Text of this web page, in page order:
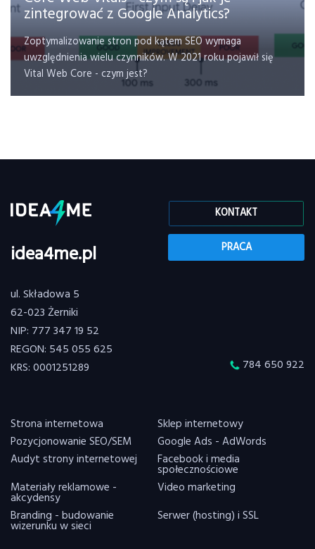
zintegrować z Google Analytics?
Zoptymalizowanie stron pod kątem SEO wymaga
uwzględnienia wielu czynników. W 2021 roku pojawił się
Vital Web Core - czym jest?
idea4me.pl
ul. Składowa 5
62-023 Żerniki
NIP: 777 347 19 52
REGON: 545 055 625
KRS: 0001251289
KONTAKT
PRACA
784 650 922
Strona internetowa
Sklep internetowy
Pozycjonowanie SEO/SEM
Google Ads - AdWords
Audyt strony internetowej
Facebook i media
społecznościowe
Materiały reklamowe -
akcydensy
Video marketing
Branding - budowanie
wizerunku w sieci
Serwer (hosting) i SSL